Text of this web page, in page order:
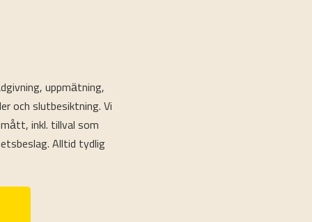
uppmätning,
och slutbesiktning. Vi
inkl. tillval som
Alltid tydlig